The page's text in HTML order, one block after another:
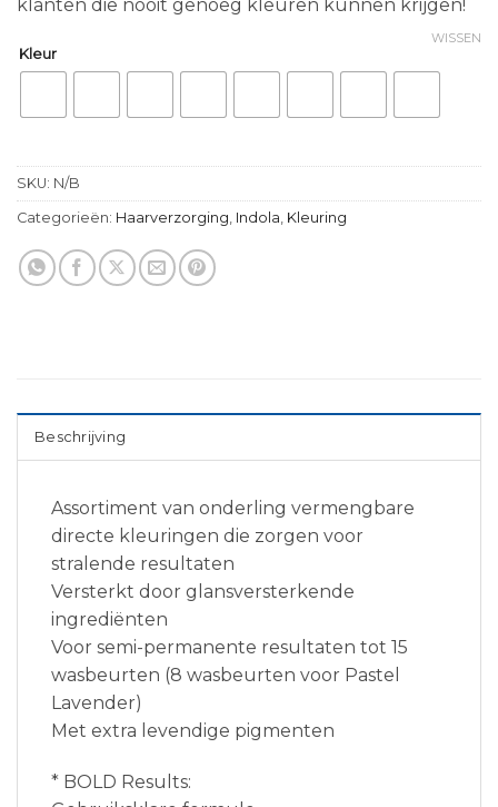
klanten die nooit genoeg kleuren kunnen krijgen!
Kleur
WISSEN
SKU: N/B
Categorieën: Haarverzorging, Indola, Kleuring
Beschrijving
Assortiment van onderling vermengbare
directe kleuringen die zorgen voor
stralende resultaten
Versterkt door glansversterkende
ingrediënten
Voor semi-permanente resultaten tot 15
wasbeurten (8 wasbeurten voor Pastel
Lavender)
Met extra levendige pigmenten
* BOLD Results​: